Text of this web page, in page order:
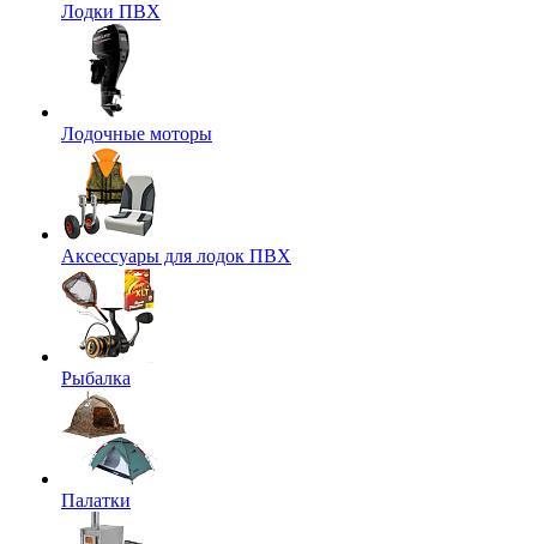
Лодки ПВХ
Лодочные моторы
Аксессуары для лодок ПВХ
Рыбалка
Палатки